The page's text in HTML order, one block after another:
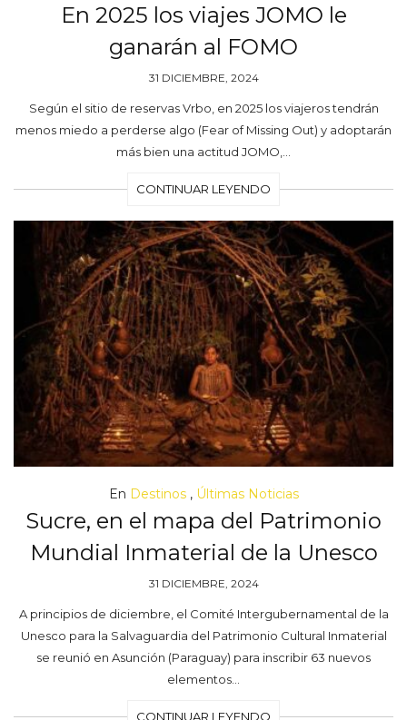
En 2025 los viajes JOMO le
ganarán al FOMO
31 DICIEMBRE, 2024
Según el sitio de reservas Vrbo, en 2025 los viajeros tendrán
menos miedo a perderse algo (Fear of Missing Out) y adoptarán
más bien una actitud JOMO,…
CONTINUAR LEYENDO
En Destinos, Últimas Noticias
Sucre, en el mapa del Patrimonio
Mundial Inmaterial de la Unesco
31 DICIEMBRE, 2024
A principios de diciembre, el Comité Intergubernamental de la
Unesco para la Salvaguardia del Patrimonio Cultural Inmaterial
se reunió en Asunción (Paraguay) para inscribir 63 nuevos
elementos…
CONTINUAR LEYENDO